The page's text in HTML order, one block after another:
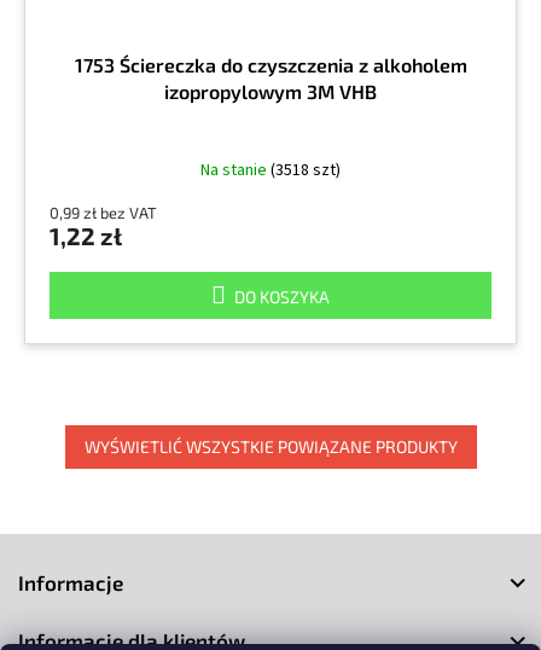
1753 Ściereczka do czyszczenia z alkoholem
izopropylowym 3M VHB
Na stanie (3518 szt)
0,99 zł bez VAT
1,22 zł
DO KOSZYKA
WYŚWIETLIĆ WSZYSTKIE POWIĄZANE PRODUKTY
Informacje
Informacje dla klientów